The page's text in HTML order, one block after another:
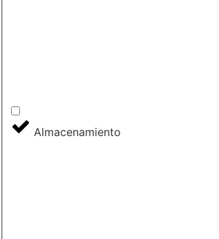
Almacenamiento